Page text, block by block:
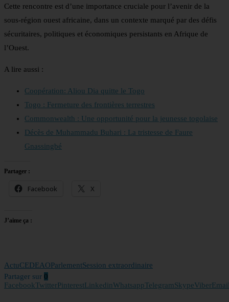
Cette rencontre est d’une importance cruciale pour l’avenir de la
sous-région ouest africaine, dans un contexte marqué par des défis
sécuritaires, politiques et économiques persistants en Afrique de
l’Ouest.
A lire aussi :
Coopération: Aliou Dia quitte le Togo
Togo : Fermeture des frontières terrestres
Commonwealth : Une opportunité pour la jeunesse togolaise
Décès de Muhammadu Buhari : La tristesse de Faure
Gnassingbé
Partager :
Facebook X
J’aime ça :
ActuCEDEAOParlementSession extraordinaire
Partager sur 0
FacebookTwitterPinterestLinkedinWhatsappTelegramSkypeViber